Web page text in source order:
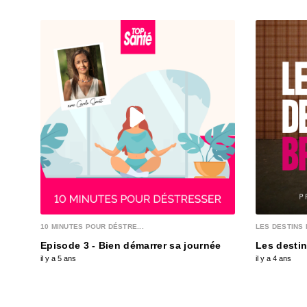
10 MINUTES POUR DÉSTRE...
Episode 3 - Bien démarrer sa journée
il y a 5 ans
LES DESTINS
Les
il y a 4 ans